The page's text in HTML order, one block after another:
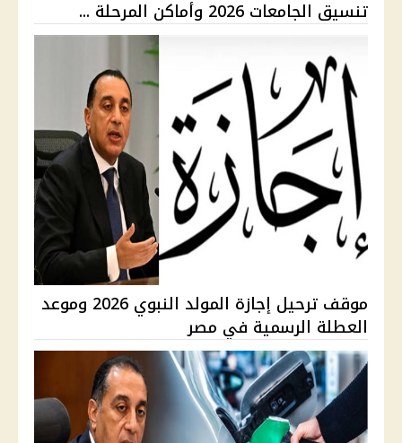
تنسيق الجامعات 2026 وأماكن المرحلة ...
موقف ترحيل إجازة المولد النبوي 2026 وموعد
العطلة الرسمية في مصر